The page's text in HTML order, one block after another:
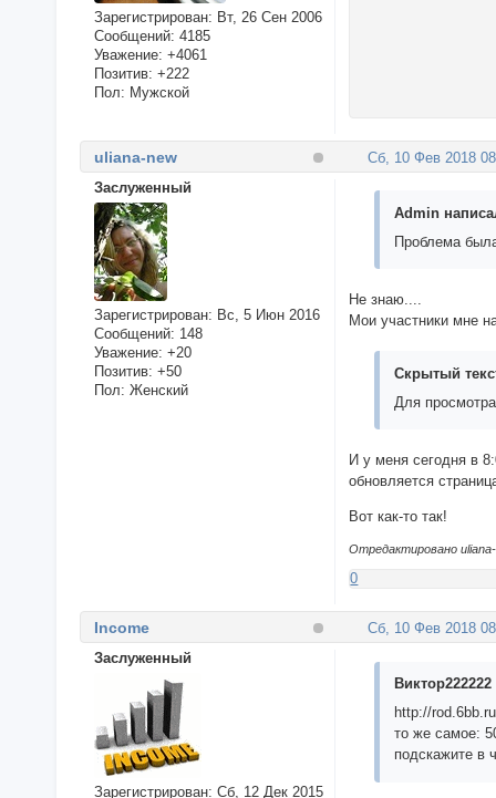
Зарегистрирован: Вт, 26 Сен 2006
Сообщений: 4185
Уважение: +4061
Позитив: +222
Пол: Мужской
Сб, 10 Фев 2018
uliana-new
Заслуженный
Зарегистрирован: Вс, 5 Июн 2016
Сообщений: 148
Уважение: +20
Позитив: +50
Пол: Женский
Admin
Проблема
Не знаю....
Мои участники мне
Скрытый
Для
И у меня сегодня в
обновляется
Вот как-то так!
Отредактировано
0
Сб, 10 Фев 2018
Income
Заслуженный
Зарегистрирован: Сб, 12 Дек 2015
http://rod.6bb.ru
то же самое:
подскажите в